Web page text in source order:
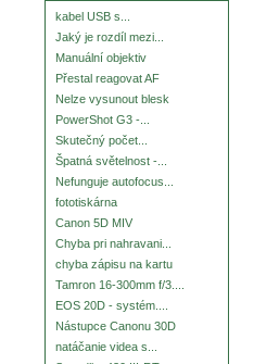
kabel USB s...
Jaký je rozdíl mezi...
Manuální objektiv
Přestal reagovat AF
Nelze vysunout blesk
PowerShot G3 -...
Skutečný počet...
Špatná světelnost -...
Nefunguje autofocus...
fototiskárna
Canon 5D MIV
Chyba pri nahravani...
chyba zápisu na kartu
Tamron 16-300mm f/3....
EOS 20D - systém....
Nástupce Canonu 30D
natáčanie videa s...